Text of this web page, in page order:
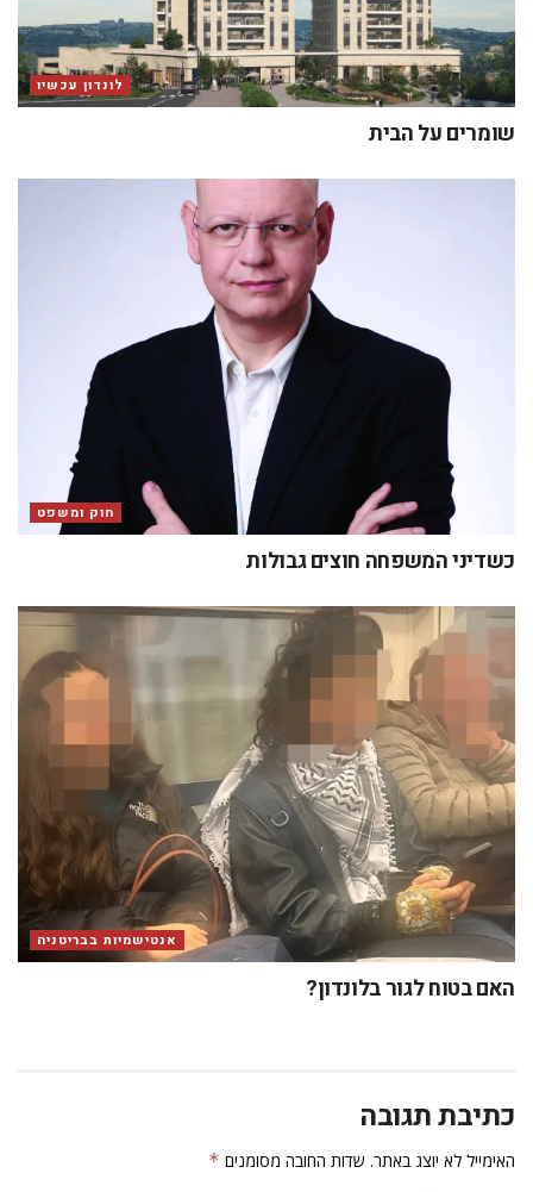
לונדון עכשיו
שומרים על הבית
חוק ומשפט
כשדיני המשפחה חוצים גבולות
אנטישמיות בבריטניה
האם בטוח לגור בלונדון?
כתיבת תגובה
האימייל לא יוצג באתר. שדות החובה מסומנים *